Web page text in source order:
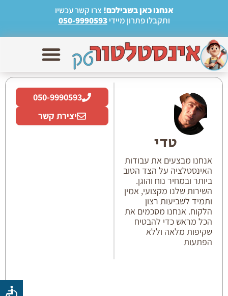
אנחנו כאן בשבילכם! צרו קשר עכשיו
ותקבלו פתרון מיידי050-9990593
טדי
אנחנו מבצעים את עבודות
האינסטלציה על הצד הטוב
ביותר ובמחיר נוח והוגן.
השירות שלנו מקצועי, אמין
ותמיד לשביעות רצון
הלקוח. אנחנו מסכמים את
הכל מראש כדי להבטיח
שקיפות מלאה וללא
הפתעות
050-9990593
יצירת קשר